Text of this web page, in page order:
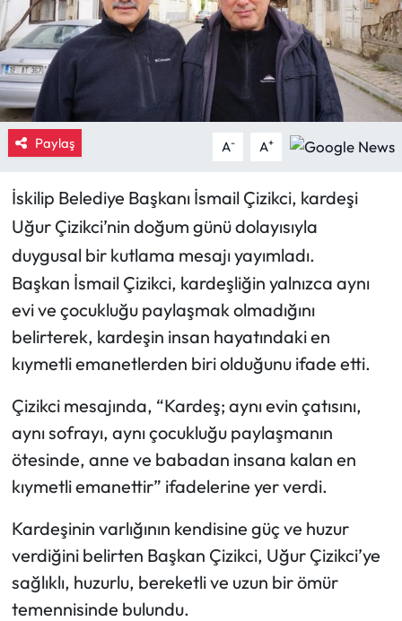
Paylaş A- A+
İskilip Belediye Başkanı İsmail Çizikci, kardeşi
Uğur Çizikci’nin doğum günü dolayısıyla
duygusal bir kutlama mesajı yayımladı.
Başkan İsmail Çizikci, kardeşliğin yalnızca aynı
evi ve çocukluğu paylaşmak olmadığını
belirterek, kardeşin insan hayatındaki en
kıymetli emanetlerden biri olduğunu ifade etti.
Çizikci mesajında, “Kardeş; aynı evin çatısını,
aynı sofrayı, aynı çocukluğu paylaşmanın
ötesinde, anne ve babadan insana kalan en
kıymetli emanettir” ifadelerine yer verdi.
Kardeşinin varlığının kendisine güç ve huzur
verdiğini belirten Başkan Çizikci, Uğur Çizikci’ye
sağlıklı, huzurlu, bereketli ve uzun bir ömür
temennisinde bulundu.
Eğitim
Ekonomi
Güncel
Kargı Haberleri
Kimdir?
Kültür Sanat
Laçin Haberleri
Magazin
Mecitözü Haberleri
Oğuzlar Haberleri
Ortaköy Haberleri
Osmancık Haberleri